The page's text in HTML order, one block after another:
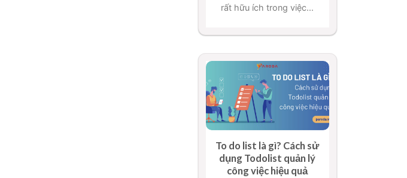
rất hữu ích trong việc...
To do list là gì? Cách sử
dụng Todolist quản lý
công việc hiệu quả